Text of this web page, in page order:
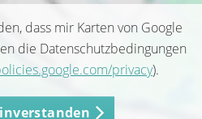
dass mir Karten von Google
die Datenschutzbedingungen
privacy).